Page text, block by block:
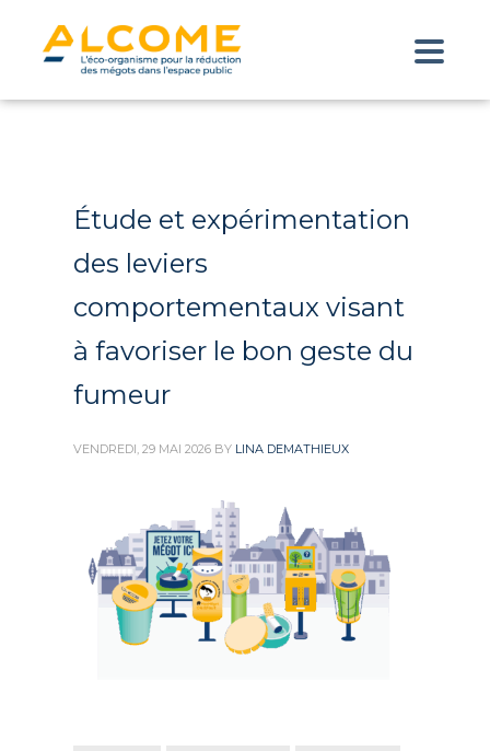
Étude et expérimentation
des leviers
comportementaux visant
à favoriser le bon geste du
fumeur
VENDREDI, 29 MAI 2026 BY LINA DEMATHIEUX